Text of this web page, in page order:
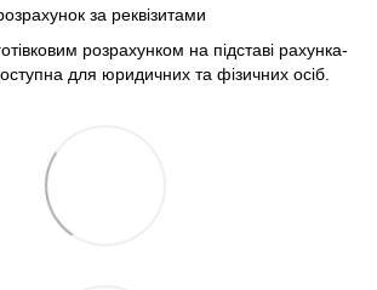
за реквізитами
розрахунком на підставі рахунка-
для юридичних та фізичних осіб.